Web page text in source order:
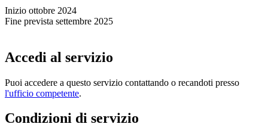
Inizio ottobre 2024
Fine prevista settembre 2025
Accedi al servizio
Puoi accedere a questo servizio contattando o recandoti presso
l'ufficio competente.
Condizioni di servizio